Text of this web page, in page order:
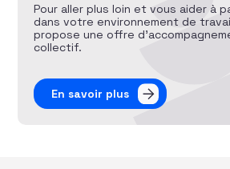
Pour aller plus loin et vous aider à
dans votre environnement de travail
propose une offre
collectif.
En savoir plus